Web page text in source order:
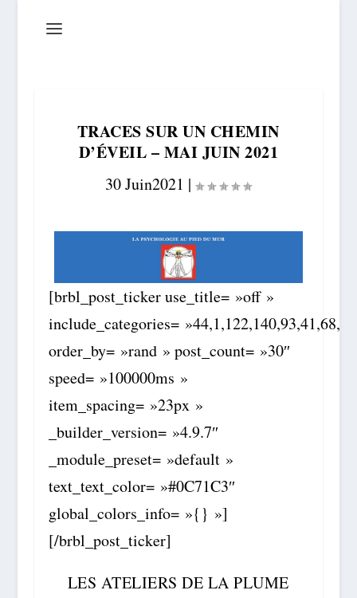
TRACES SUR UN CHEMIN
D’ÉVEIL – MAI JUIN 2021
30 Juin2021 |
[brbl_post_ticker use_title= »off »
include_categories=
order_by= »rand » post_count= »30″
speed= »100000ms »
item_spacing= »23px »
_builder_version= »4.9.7″
_module_preset= »default »
text_text_color= »#0C71C3″
global_colors_info= »{} »]
[/brbl_post_ticker]
LES ATELIERS DE LA PLUME